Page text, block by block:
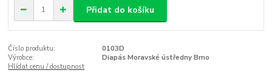
Přidat do košíku
Číslo produktu:
0103D
Výrobce:
Diapás Moravské ústředny Brno
Hlídat cenu / dostupnost